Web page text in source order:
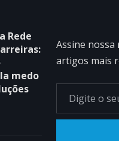
Rede
medo
Assine
artigos mais